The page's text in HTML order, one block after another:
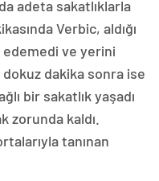
adeta sakatlıklarla
Verbic, aldığı
ve yerini
dakika sonra ise
bir sakatlık yaşadı
zorunda kaldı.
tanınan